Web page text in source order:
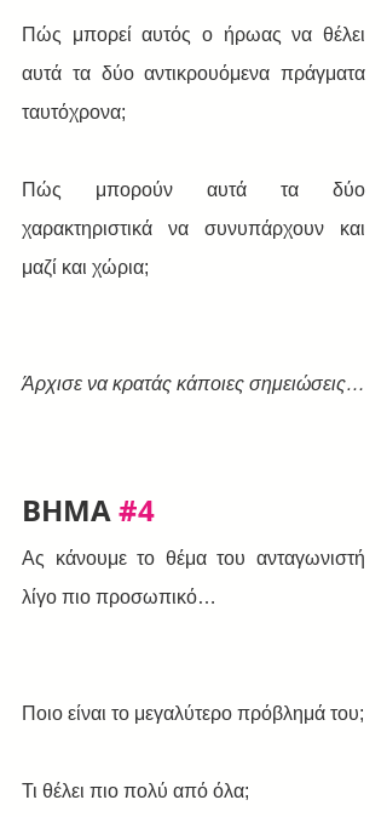
Πώς μπορεί αυτός ο ήρωας να θέλει
αυτά τα δύο αντικρουόμενα πράγματα
ταυτόχρονα;
Πώς μπορούν αυτά τα δύο
χαρακτηριστικά να συνυπάρχουν και
μαζί και χώρια;
Άρχισε να κρατάς κάποιες σημειώσεις…
BHMA #4
Ας κάνουμε το θέμα του ανταγωνιστή
λίγο πιο προσωπικό…
Τι θέλει πιο πολύ από όλα;